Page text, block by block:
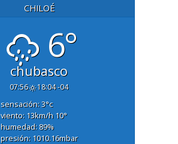
CHILOÉ
6°
chubasco
07:56 18:04 -04
sensación: 3°c
viento: 13km/h10°
humedad: 89%
presión: 1010.16mbar